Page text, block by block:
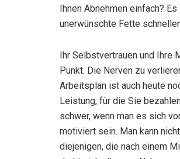
Ihnen Abnehmen einfach?
unerwünschte Fette
Ihr Selbstvertrauen und Ihre
Punkt. Die Nerven zu
Arbeitsplan ist auch heute
Leistung, für die Sie
schwer, wenn man es sich
motiviert sein. Man kann
diejenigen, die nach einem